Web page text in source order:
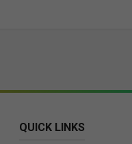
QUICK LINKS